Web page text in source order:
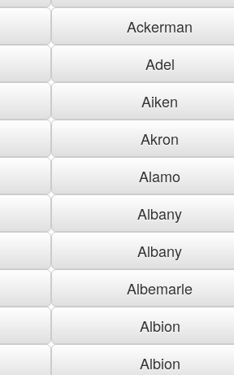
Ackerman
Adel
Aiken
Akron
Alamo
Albany
Albany
Albemarle
Albion
Albion